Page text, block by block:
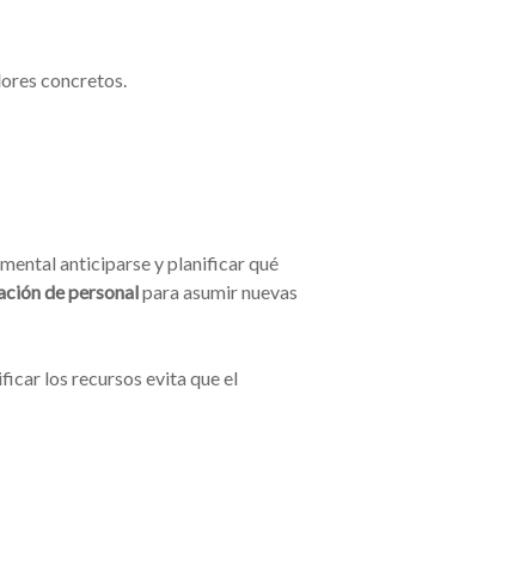
concretos.
anticiparse y planificar qué
de personalpara asumir nuevas
los recursos evita que el